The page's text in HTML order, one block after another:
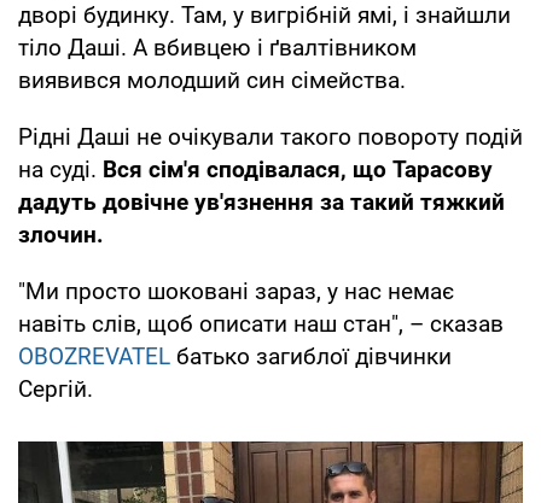
дворі будинку. Там, у вигрібній ямі, і знайшли
тіло Даші. А вбивцею і ґвалтівником
виявився молодший син сімейства.
Рідні Даші не очікували такого повороту подій
на суді. Вся сім'я сподівалася, що Тарасову
дадуть довічне ув'язнення за такий тяжкий
злочин.
"Ми просто шоковані зараз, у нас немає
навіть слів, щоб описати наш стан", – сказав
OBOZREVATEL батько загиблої дівчинки
Сергій.